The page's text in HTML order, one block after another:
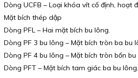
Dòng UCFB – Loại khóa vít cố định, hoạt
Mặt bích thép dập
Dòng PFL – Hai mặt bích bu lông.
Dòng PF 3 bu lông – Mặt bích tròn ba bu
Dòng PF 4 bu lông – Mặt bích tròn bốn bu
Dòng PFT – Mặt bích tam giác ba bu lông.